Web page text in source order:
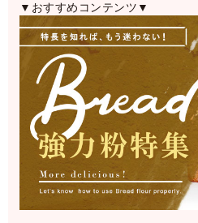
▼おすすめコンテンツ▼